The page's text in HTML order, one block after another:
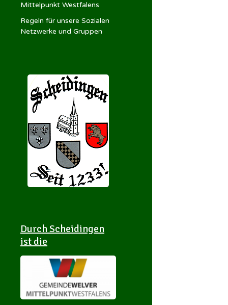
Mittelpunkt Westfalens
Regeln für unsere Sozialen
Netzwerke und Gruppen
Durch Scheidingen
ist die